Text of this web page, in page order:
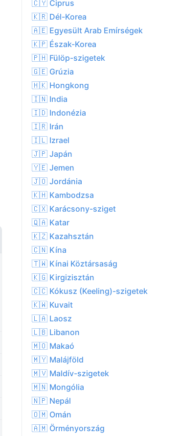
V 9. aug.
49.3°C
43.3°C
37.5°C
10%
16.9 kph
🇨🇾 Ciprus
🇰🇷 Dél-Korea
🇦🇪 Egyesült Arab Emírségek
🇰🇵 Észak-Korea
🇵🇭 Fülöp-szigetek
🇬🇪 Grúzia
🇭🇰 Hongkong
🇮🇳 India
🇮🇩 Indonézia
🇮🇷 Irán
🇮🇱 Izrael
🇯🇵 Japán
🇾🇪 Jemen
🇯🇴 Jordánia
🇰🇭 Kambodzsa
🇨🇽 Karácsony-sziget
🇶🇦 Katar
🇰🇿 Kazahsztán
🇨🇳 Kína
🇹🇼 Kínai Köztársaság
🇰🇬 Kirgizisztán
🇨🇨 Kókusz (Keeling)-szigetek
🇰🇼 Kuvait
🇱🇦 Laosz
🇱🇧 Libanon
🇲🇴 Makaó
🇲🇾 Malájföld
🇲🇻 Maldív-szigetek
🇲🇳 Mongólia
🇳🇵 Nepál
🇴🇲 Omán
🇦🇲 Örményország